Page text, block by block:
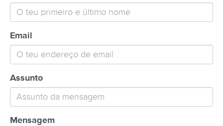
Email
Assunto
Mensagem